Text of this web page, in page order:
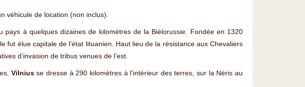
véhicule de location (non inclus).
pays à quelques dizaines de kilomètres de la Biélorussie. Fondée en 1320
fut élue capitale de l’état lituanien. Haut lieu de la résistance aux Chevaliers
d’invasion de tribus venues de l’est.
Vilniusse dresse à 290 kilomètres à l’intérieur des terres, sur la Néris au